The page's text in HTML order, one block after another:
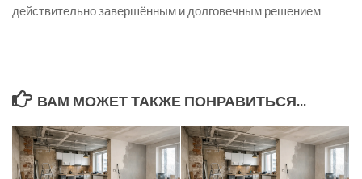
действительно завершённым и долговечным решением.
ВАМ МОЖЕТ ТАКЖЕ ПОНРАВИТЬСЯ...